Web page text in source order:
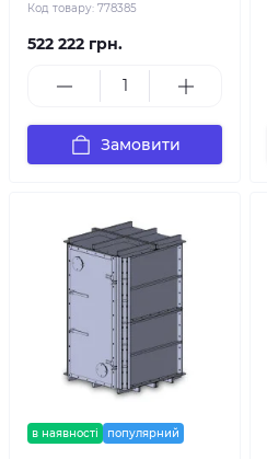
Код товару: 778385
522 222 грн.
Замовити
в наявності популярний